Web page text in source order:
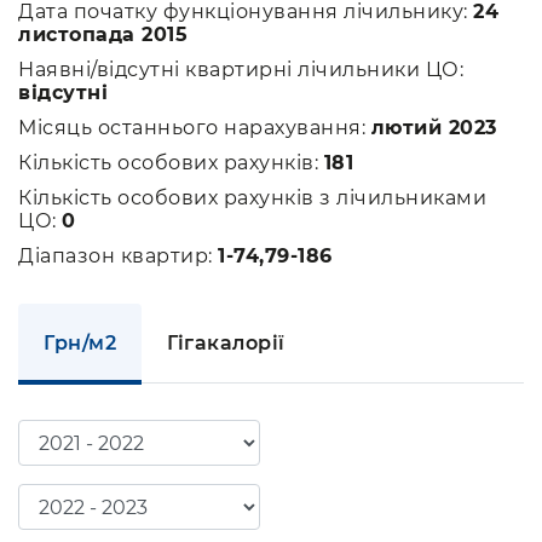
Дата початку функціонування лічильнику: 24
листопада 2015
Наявні/відсутні квартирні лічильники ЦО:
відсутні
Місяць останнього нарахування: лютий 2023
Кількість особових рахунків: 181
Кількість особових рахунків з лічильниками
ЦО: 0
Діапазон квартир: 1-74,79-186
Грн/м2 Гігакалорії